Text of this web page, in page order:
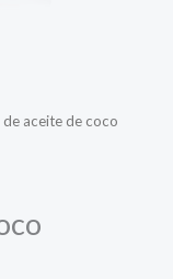
aceite de coco